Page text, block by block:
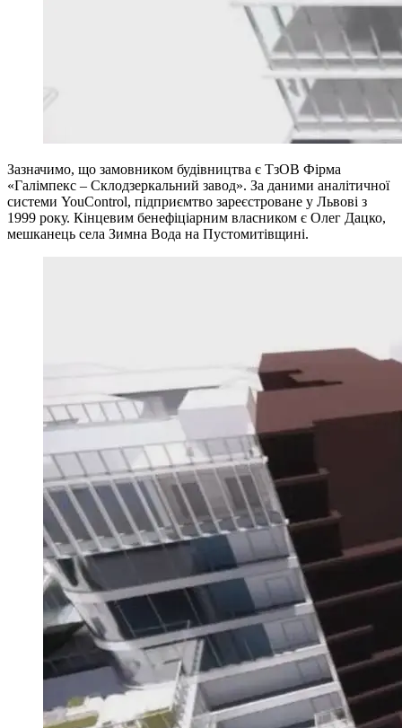
Зазначимо, що замовником будівництва є ТзОВ Фірма
«Галімпекс – Склодзеркальний завод». За даними аналітичної
системи YouControl, підприємтво зареєстроване у Львові з
1999 року. Кінцевим бенефіціарним власником є Олег Дацко,
мешканець села Зимна Вода на Пустомитівщині.